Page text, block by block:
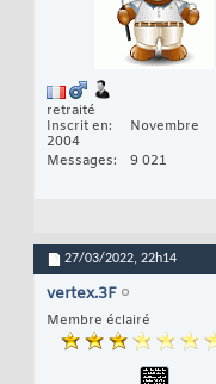
retraité
Inscrit en
Novembre
2004
Messages
9 021
27/03/2022, 22h14
vertex.3F
Membre éclairé